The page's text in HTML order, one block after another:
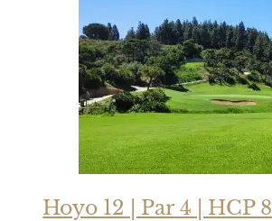
Hoyo 12 | Par 4 | HCP 8